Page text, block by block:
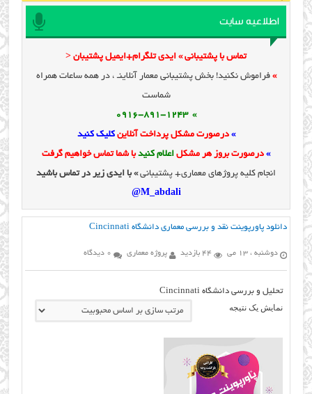
اطلاعیه سایت
تماس با پشتیبانی » ایدی تلگرام+ایمیل پشتیبان <
» فراموش نکنید! بخش پشتیبانی معمار آنلاینـ ، در همه ساعات همراه
شماست
» 0916-891-1243
» درصورت مشکل پرداخت آنلاینکلیک کنید
» درصورت بروز هر مشکل اعلام کنیدبا شما تماس خواهیم گرفت
انجام کلیه پروژهای معماری+ پشتیبانی» با ایدی زیر در تماس باشید
M_abdali@
دانلود پاورپوینت نقد و بررسی معماری دانشگاه Cincinnati
دوشنبه ، 13 می 44 بازدید پروژه معماری 0 دیدگاه
تحلیل و بررسی دانشگاه Cincinnati
نمایش یک نتیجه